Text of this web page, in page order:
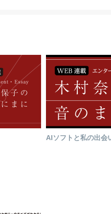
AIソフトと私の出会